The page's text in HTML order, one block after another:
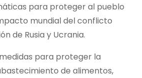
para proteger al pueblo
mundial del conflicto
de Rusia y Ucrania.
para proteger la
de alimentos,